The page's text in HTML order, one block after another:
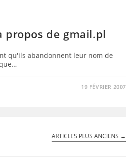
propos de gmail.pl
qu'ils abandonnent leur nom de
19 FÉVRIER 2007
ARTICLES PLUS ANCIENS →